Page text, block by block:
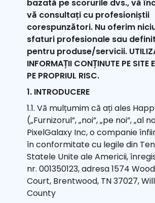
bazată pe scorurile dvs., vă
vă consultați cu profesioniștii
corespunzători. Nu oferim
sfaturi profesionale sau
pentru produse/servicii.
INFORMAȚII CONȚINUTE PE SITE
PE PROPRIUL RISC.
1. INTRODUCERE
1.1. Vă mulțumim că ați ales
(„Furnizorul”, „noi”, „pe noi”, „al
PixelGalaxy Inc, o companie
în conformitate cu legile din
Statele Unite ale Americii,
nr. 001350123, adresa 1574
Court, Brentwood, TN 37027,
County